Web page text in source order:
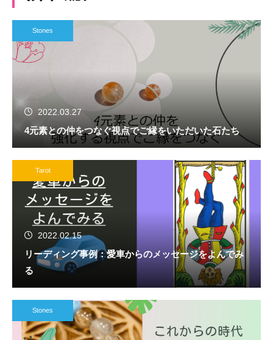
Stones
2022.03.27
4元素との仲をつなぐ視点でご縁をいただいた石たち
Tarot
2022.02.15
リーディング事例：愛車からのメッセージをよんでみ
る
Stones